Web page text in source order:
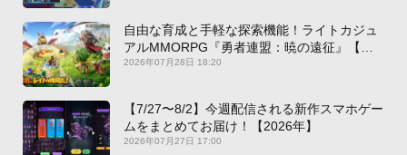
自由な育成と手軽な探索機能！ライトカジュ
アルMMORPG『勇者連盟：暁の遠征』【最
新作PICKUP】
2026年07月28日 18:20
【7/27〜8/2】今週配信される新作スマホゲー
ムをまとめてお届け！【2026年】
2026年07月27日 17:00